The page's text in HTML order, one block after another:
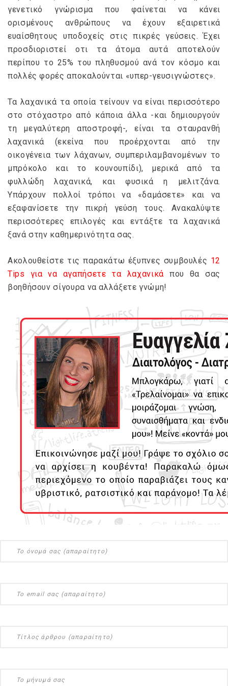
γενετικό γνώρισμα που φαίνεται να κάνει
ορισμένους ανθρώπους να έχουν εξαιρετικά
ευαίσθητους υποδοχείς στις πικρές γεύσεις. Έχει
προσδιοριστεί οτι τα άτομα αυτά αποτελούν
περίπου το 25% του πληθυσμού ανά τον κόσμο και
πολλές φορές αποκαλούνται «υπερ-γευσιγνώστες».
Τα λαχανικά τα οποία τείνουν να είναι περισσότερο
στο στόχαστρο από κάποια άλλα -και δημιουργούν
τη μεγαλύτερη αποστροφή-, είναι τα σταυρανθή
λαχανικά (εκείνα που προέρχονται από την
οικογένεια των λάχανων, συμπεριλαμβανομένων το
μπρόκολο και το κουνουπίδι), μερικά από τα
φυλλώδη λαχανικά, και φυσικά η μελιτζάνα.
Υπάρχουν πολλοί τρόποι να «δαμάσετε» και να
εξαφανίσετε την πικρή γεύση τους. Ανακαλύψτε
περισσότερες επιλογές και εντάξτε τα λαχανικά
ξανά στην καθημερινότητα σας.
Ακολουθείστε τις παρακάτω έξυπνες συμβουλές 12
Tips για να αγαπήσετε τα λαχανικά
που θα σας
βοηθήσουν σίγουρα να αλλάξετε γνώμη!